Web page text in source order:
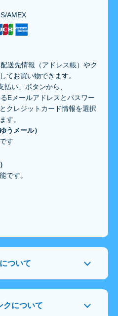
AMEX
送先情報（アドレス帳）やク
てお買い物できます。
払い」ボタンから、
Eメールアドレスとパスワー
クレジットカード情報を選択
す。
うメール）
す
です。
ついて
クについて